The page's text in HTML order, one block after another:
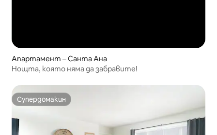
Апартамент – Санта Ана
Нощта, която няма да забравите!
Супердомакин
Супердомакин